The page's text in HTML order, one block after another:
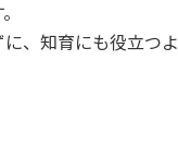
、知育にも役立つ